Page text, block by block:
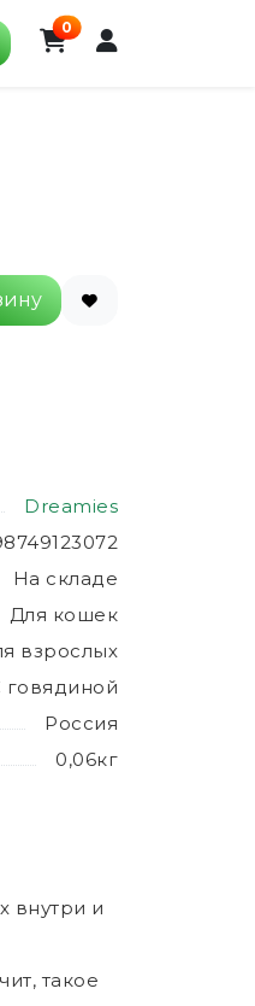
0
Dreamies
На складе
Для кошек
взрослых
говядиной
Россия
0,06кг
внутри и
такое